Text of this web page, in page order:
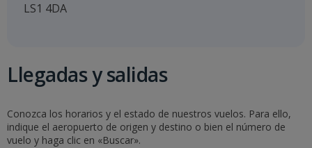
LS1 4DA
Llegadas y salidas
Conozca los horarios y el estado de nuestros vuelos. Para ello,
indique el aeropuerto de origen y destino o bien el número de
vuelo y haga clic en «Buscar».